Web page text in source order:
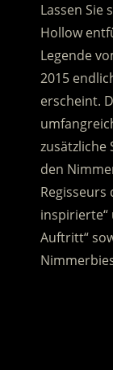
Lassen Sie
Hollow
Legende
2015
erscheint.
zusätzliche
den
inspirierte“
Auftritt“